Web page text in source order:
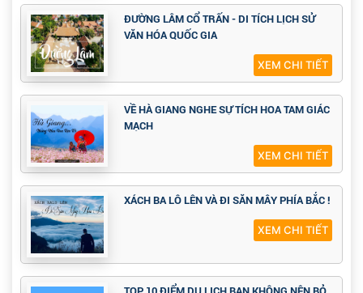
ĐƯỜNG LÂM CỔ TRẤN - DI TÍCH LỊCH SỬ
VĂN HÓA QUỐC GIA
XEM CHI TIẾT
VỀ HÀ GIANG NGHE SỰ TÍCH HOA TAM GIÁC
MẠCH
XEM CHI TIẾT
XÁCH BA LÔ LÊN VÀ ĐI SĂN MÂY PHÍA BẮC !
XEM CHI TIẾT